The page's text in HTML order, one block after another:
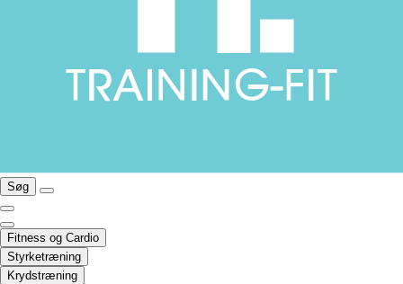
Søg
Fitness og Cardio
Styrketræning
Krydstræning